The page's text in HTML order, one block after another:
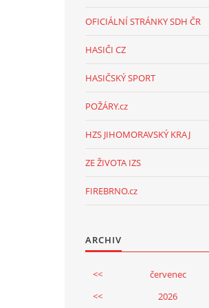
OFICIÁLNÍ STRÁNKY SDH ČR
HASIČI CZ
HASIČSKÝ SPORT
POŽÁRY.cz
HZS JIHOMORAVSKÝ KRAJ
ZE ŽIVOTA IZS
FIREBRNO.cz
ARCHIV
<< červenec
<<
2026